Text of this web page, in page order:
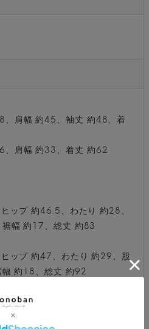
、肩幅 約45、袖丈 約48、着
、肩幅 約33、着丈 約62
ップ 約46.5、わたり 約28、
幅 約17、総丈 約83
ップ 約47、わたり 約29、股
約18、総丈 約92